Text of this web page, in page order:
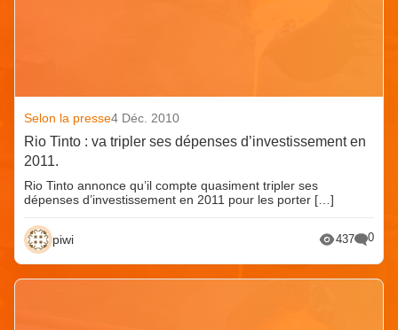
Selon la presse4 Déc. 2010
Rio Tinto : va tripler ses dépenses d’investissement en
2011.
Rio Tinto annonce qu’il compte quasiment tripler ses
dépenses d’investissement en 2011 pour les porter […]
piwi 437 0